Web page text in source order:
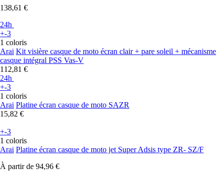
138,61 €
24h
+-3
1 coloris
Arai Kit visière casque de moto écran clair + pare soleil + mécanisme
casque intégral PSS Vas-V
112,81 €
24h
+-3
1 coloris
Arai Platine écran casque de moto SAZR
15,82 €
+-3
1 coloris
Arai Platine écran casque de moto jet Super Adsis type ZR- SZ/F
À partir de 94,96 €